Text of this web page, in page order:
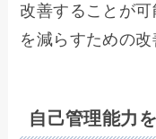
改善することが
を減らすための改
自己管理能力